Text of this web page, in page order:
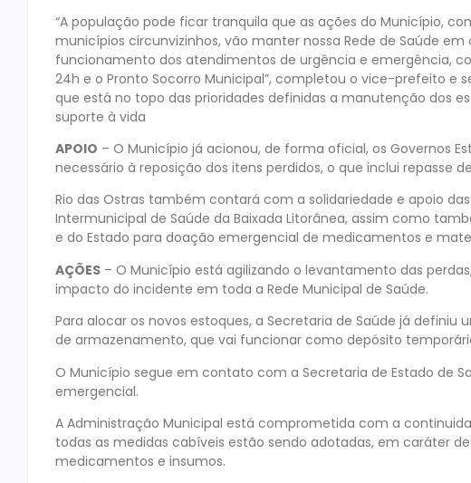
“A população pode ficar tranquila que as ações do Município,
municípios circunvizinhos, vão manter nossa Rede de Saúde
funcionamento dos atendimentos de urgência e emergência,
24h e o Pronto Socorro Municipal”, completou o vice-prefeito e
que está no topo das prioridades definidas a manutenção dos
suporte à vida
APOIO – O Município já acionou, de forma oficial, os Governos
necessário à reposição dos itens perdidos, o que inclui repasse
Rio das Ostras também contará com a solidariedade e apoio
Intermunicipal de Saúde da Baixada Litorânea, assim como
e do Estado para doação emergencial de medicamentos e
AÇÕES – O Município está agilizando o levantamento das
impacto do incidente em toda a Rede Municipal de Saúde.
Para alocar os novos estoques, a Secretaria de Saúde já
de armazenamento, que vai funcionar como depósito
O Município segue em contato com a Secretaria de Estado de
emergencial.
A Administração Municipal está comprometida com a
todas as medidas cabíveis estão sendo adotadas, em caráter
medicamentos e insumos.